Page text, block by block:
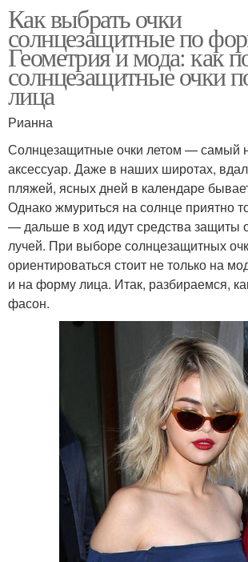
Как выбрать очки
солнцезащитные по
Геометрия и мода: как
солнцезащитные очки
лица
Рианна
Солнцезащитные очки летом — самый
аксессуар. Даже в наших широтах,
пляжей, ясных дней в календаре
Однако жмуриться на солнце приятно
— дальше в ход идут средства защиты
лучей. При выборе солнцезащитных
ориентироваться стоит не только на
и на форму лица. Итак, разбираемся,
фасон.